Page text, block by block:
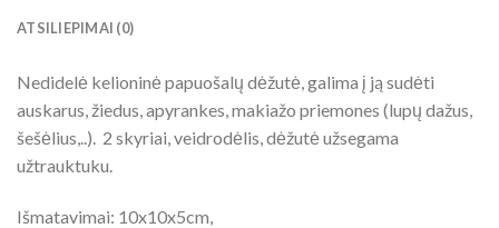
ATSILIEPIMAI (0)
Nedidelė kelioninė papuošalų dėžutė, galima į ją sudėti
auskarus, žiedus, apyrankes, makiažo priemones (lupų dažus,
šešėlius,..). 2 skyriai, veidrodėlis, dėžutė užsegama
užtrauktuku.
Išmatavimai: 10x10x5cm,